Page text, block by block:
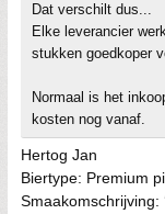
Dat verschilt dus...
Elke leverancier
stukken goedkoper
Normaal is het
kosten nog vanaf.
Hertog Jan
Biertype: Premium
Smaakomschrijving: